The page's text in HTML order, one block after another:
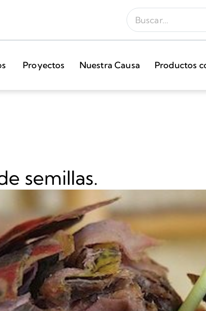
Proyectos Nuestra Causa Productos
semillas.